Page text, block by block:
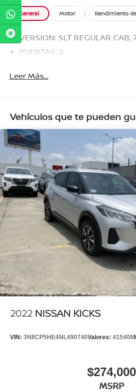
General Motor Rendimiento
VERSION: SLT REGULAR
PUERTAS: 2
Leer Más...
Vehículos que te pueden
2022 NISSAN KICKS
VIN: 3N8CP5HE4NL490740Valores: 415406
$274,000
MSRP